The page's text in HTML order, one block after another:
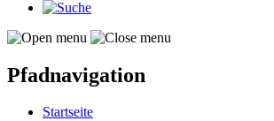
Pfadnavigation
Startseite